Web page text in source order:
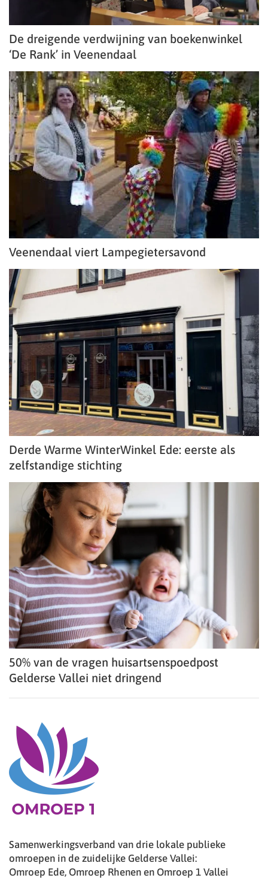
De dreigende verdwijning van boekenwinkel
‘De Rank’ in Veenendaal
Veenendaal viert Lampegietersavond
Derde Warme WinterWinkel Ede: eerste als
zelfstandige stichting
50% van de vragen huisartsenspoedpost
Gelderse Vallei niet dringend
Samenwerkingsverband van drie lokale publieke
omroepen in de zuidelijke Gelderse Vallei:
Omroep Ede, Omroep Rhenen en Omroep 1 Vallei